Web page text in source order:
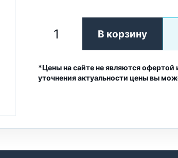
В корзину
*Цены на сайте не являются офертой
уточнения актуальности цены вы